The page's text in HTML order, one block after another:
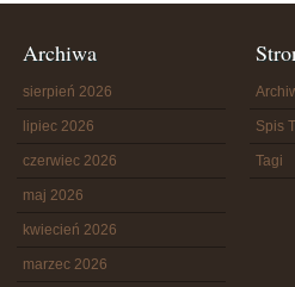
Archiwa
sierpień 2026
lipiec 2026
czerwiec 2026
maj 2026
kwiecień 2026
marzec 2026
Spis
Tagi